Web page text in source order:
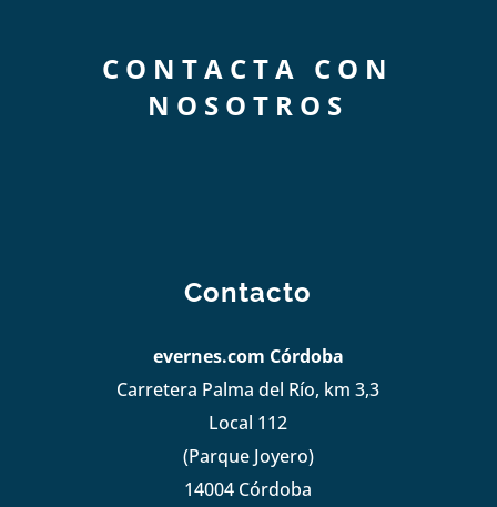
CONTACTA CON
NOSOTROS
Contacto
evernes.com Córdoba
Carretera Palma del Río, km 3,3
Local 112
(Parque Joyero)
14004 Córdoba